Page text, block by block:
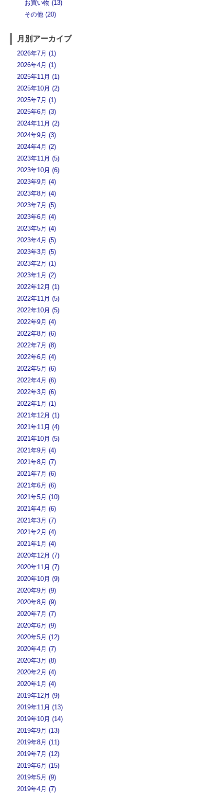
お買い物 (13)
その他 (20)
月別アーカイブ
2026年7月 (1)
2026年4月 (1)
2025年11月 (1)
2025年10月 (2)
2025年7月 (1)
2025年6月 (3)
2024年11月 (2)
2024年9月 (3)
2024年4月 (2)
2023年11月 (5)
2023年10月 (6)
2023年9月 (4)
2023年8月 (4)
2023年7月 (5)
2023年6月 (4)
2023年5月 (4)
2023年4月 (5)
2023年3月 (5)
2023年2月 (1)
2023年1月 (2)
2022年12月 (1)
2022年11月 (5)
2022年10月 (5)
2022年9月 (4)
2022年8月 (6)
2022年7月 (8)
2022年6月 (4)
2022年5月 (6)
2022年4月 (6)
2022年3月 (6)
2022年1月 (1)
2021年12月 (1)
2021年11月 (4)
2021年10月 (5)
2021年9月 (4)
2021年8月 (7)
2021年7月 (6)
2021年6月 (6)
2021年5月 (10)
2021年4月 (6)
2021年3月 (7)
2021年2月 (4)
2021年1月 (4)
2020年12月 (7)
2020年11月 (7)
2020年10月 (9)
2020年9月 (9)
2020年8月 (9)
2020年7月 (7)
2020年6月 (9)
2020年5月 (12)
2020年4月 (7)
2020年3月 (8)
2020年2月 (4)
2020年1月 (4)
2019年12月 (9)
2019年11月 (13)
2019年10月 (14)
2019年9月 (13)
2019年8月 (11)
2019年7月 (12)
2019年6月 (15)
2019年5月 (9)
2019年4月 (7)